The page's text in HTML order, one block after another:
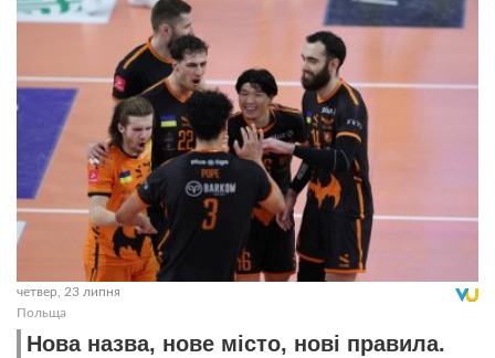
четвер, 23 липня
Польща
Нова назва, нове місто, нові правила.